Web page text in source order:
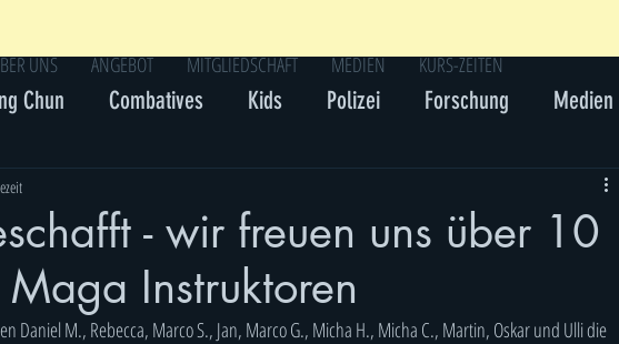
UNS ANGEBOT MITGLIEDSCHAFT MEDIEN KURS-ZEITEN
Chun Combatives Kids Polizei Forschung Medien
- wir freuen uns über 10
Instruktoren
Daniel M., Rebecca, Marco S., Jan, Marco G., Micha H., Micha C., Martin, Oskar und Ulli die